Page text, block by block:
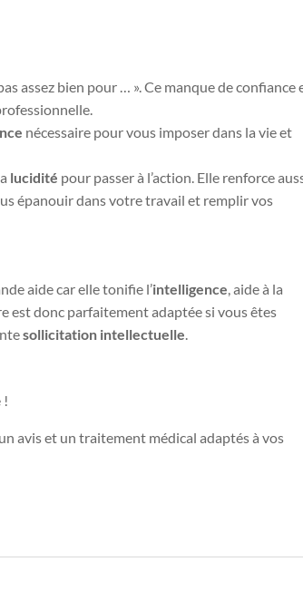
assez bien pour … ». Ce manque de confiance
nécessaire pour vous imposer dans la vie et
lucidité pour passer à l’action. Elle renforce
épanouir dans votre travail et remplir vos
aide car elle tonifie l’intelligence, aide à la
donc parfaitement adaptée si vous êtes
sollicitation intellectuelle.
!
avis et un traitement médical adaptés à vos